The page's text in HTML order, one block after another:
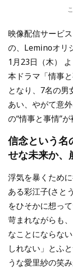
映像配信サービ
の、Leminoオリ
1月23日（木）
本ドラマ「情事
となり、7名の男
あい、やがて意
の“情事と事情”
信念という名
せな未来か、
浮気を暴くため
ある彩江子(さと
をひそかに想っ
苛まれながらも
なことにならな
しれない」とふ
うな愛里紗の笑